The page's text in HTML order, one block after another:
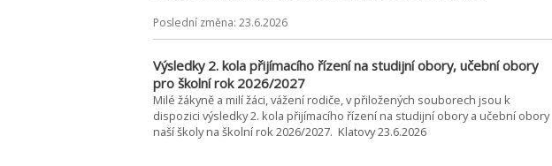
Poslední změna: 23.6.2026
Výsledky 2. kola přijímacího řízení na studijní obory, učební obory
pro školní rok 2026/2027
Milé žákyně a milí žáci, vážení rodiče, v přiložených souborech jsou k
dispozici výsledky 2. kola přijímacího řízení na studijní obory a učební obory
naší školy na školní rok 2026/2027. Klatovy 23.6.2026